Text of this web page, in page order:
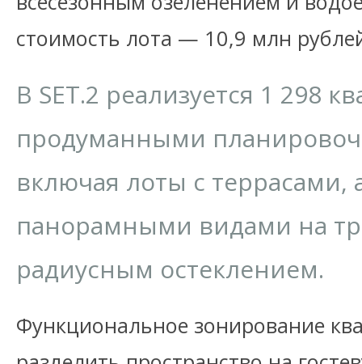
стоимость лота — 10,9 млн
В SET.2 реализуется 1 298
продуманными
включая лоты с террасами,
панорамными видами на
радиусным остеклением.
Функциональное зонирование